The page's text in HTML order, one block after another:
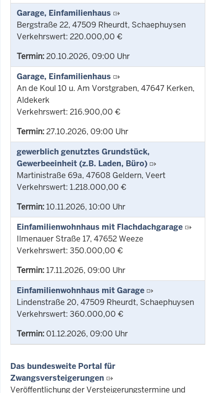
Garage, Einfamilienhaus
Bergstraße 22, 47509 Rheurdt, Schaephuysen
Verkehrswert: 220.000,00 €
Termin:20.10.2026, 09:00 Uhr
Garage, Einfamilienhaus
An de Koul 10 u. Am Vorstgraben, 47647 Kerken,
Aldekerk
Verkehrswert: 216.900,00 €
Termin:27.10.2026, 09:00 Uhr
gewerblich genutztes Grundstück,
Gewerbeeinheit (z.B. Laden, Büro)
Martinistraße 69a, 47608 Geldern, Veert
Verkehrswert: 1.218.000,00 €
Termin:10.11.2026, 10:00 Uhr
Einfamilienwohnhaus mit Flachdachgarage
Ilmenauer Straße 17, 47652 Weeze
Verkehrswert: 350.000,00 €
Termin:17.11.2026, 09:00 Uhr
Einfamilienwohnhaus mit Garage
Lindenstraße 20, 47509 Rheurdt, Schaephuysen
Verkehrswert: 360.000,00 €
Termin:01.12.2026, 09:00 Uhr
Das bundesweite Portal für
Zwangsversteigerungen
Veröffentlichung der Versteigerungstermine und